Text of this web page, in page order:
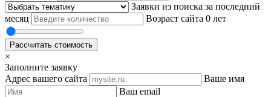
Заявки из поиска за последний
месяц
Возраст сайта 0 лет
Рассчитать стоимость
×
Заполните заявку
Адрес вашего сайта
Ваше имя
Ваш email